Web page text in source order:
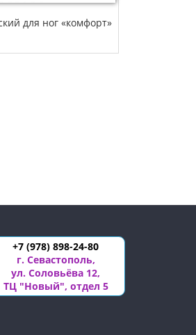
для ног «комфорт»
+7 (978) 898-24-80
г. Севастополь,
ул. Соловьёва 12,
ТЦ "Новый", отдел 5